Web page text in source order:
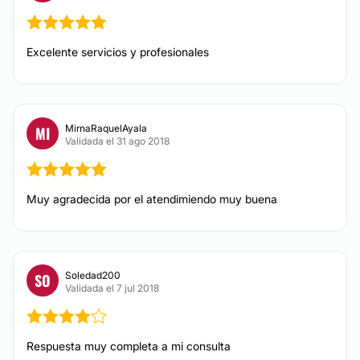
Efectivo
Excelente servicios y profesionales
MI
MirnaRaquelAyala
Validada el 31 ago 2018
Muy agradecida por el atendimiendo muy buena
SO
Soledad200
Validada el 7 jul 2018
Respuesta muy completa a mi consulta